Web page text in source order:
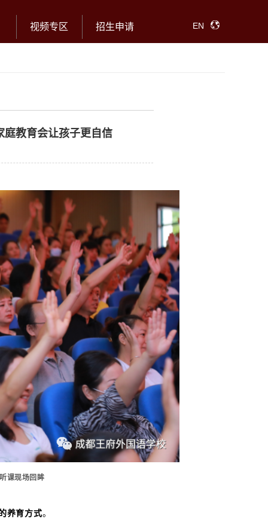
视频专区 招生申请 EN
庭教育会让孩子更自信
课现场回眸
养育方式。